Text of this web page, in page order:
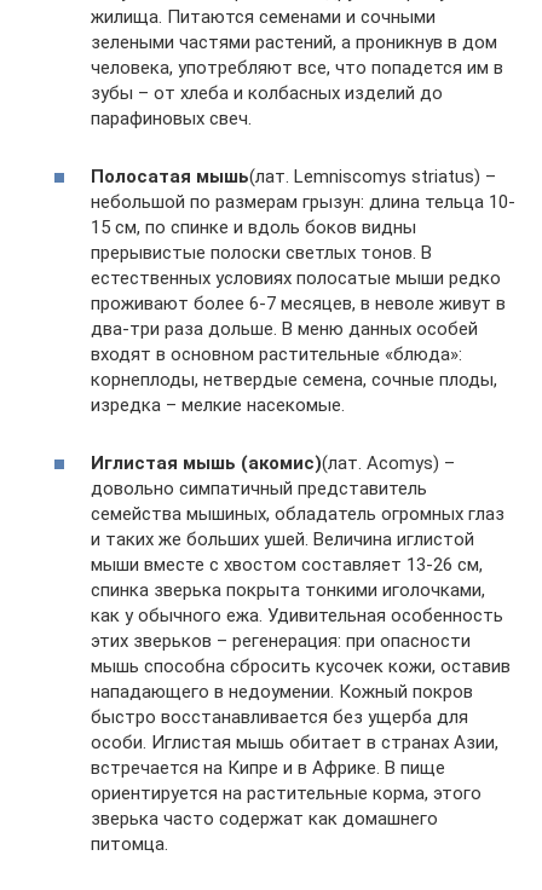
жилища. Питаются семенами и сочными
зелеными частями растений, а проникнув в дом
человека, употребляют все, что попадется им в
зубы – от хлеба и колбасных изделий до
парафиновых свеч.
Полосатая мышь(лат. Lemniscomys striatus) –
небольшой по размерам грызун: длина тельца 10-
15 см, по спинке и вдоль боков видны
прерывистые полоски светлых тонов. В
естественных условиях полосатые мыши редко
проживают более 6-7 месяцев, в неволе живут в
два-три раза дольше. В меню данных особей
входят в основном растительные «блюда»:
корнеплоды, нетвердые семена, сочные плоды,
изредка – мелкие насекомые.
Иглистая мышь (акомис)(лат. Acomys) –
довольно симпатичный представитель
семейства мышиных, обладатель огромных глаз
и таких же больших ушей. Величина иглистой
мыши вместе с хвостом составляет 13-26 см,
спинка зверька покрыта тонкими иголочками,
как у обычного ежа. Удивительная особенность
этих зверьков – регенерация: при опасности
мышь способна сбросить кусочек кожи, оставив
нападающего в недоумении. Кожный покров
быстро восстанавливается без ущерба для
особи. Иглистая мышь обитает в странах Азии,
встречается на Кипре и в Африке. В пище
ориентируется на растительные корма, этого
зверька часто содержат как домашнего
питомца.